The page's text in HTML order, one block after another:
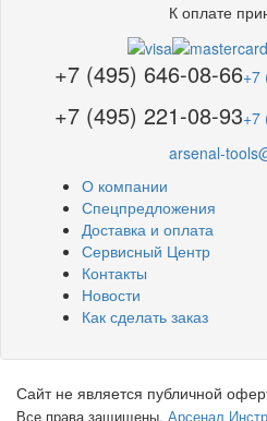
К оплате
+7 (495) 646-08-66+7
+7 (495) 221-08-93+7
arsenal-
О компании
Спецпредложения
Доставка и оплата
Сервисный Центр
Контакты
Новости
Как сделать заказ
Сайт не является публичной
Все права защищены. Арсенал